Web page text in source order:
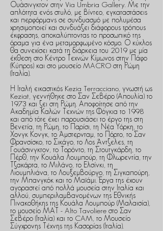
Ουάσινγκτον στην Via Umbria Gallery. Με την
απλότητα ενός στυλό, με βίντεο, εγκαταστάσεις
και περφόρμανς σε συνδυασμό με πολυμέσα
χρησιμοποιεί και συνδυάζει διάφορους τρόπους
έκφρασης, αποκαλύπτοντας το προσωπικό της
όραμα για ένα μεταμορφωμένο κόσμο. Ο κύκλος
θα συνεχίσει κατά τη διάρκεια του 2019 με μία
έκθεση στο Κέντρο Τεχνών Κίμωνος στην Πάφο
(Κύπρος) και στο μουσείο MACRO στη Ρώμη
(Ιταλία).
Η Ιταλή εικαστικός Kezia Terracciano, γνωστή ως
Keziat, γεννήθηκε στο Σαν Σεβέρο (Απουλία) το
1973 και ζει στη Ρώμη. Αποφοίτησε από την
Ακαδημία Καλών Τεχνών της Φόγκια το 1998
και από τότε έχει παρουσιάσει το έργο της στη
Βενετία, τη Ρώμη, το Παρίσι, τη Νέα Υόρκη, το
Χονγκ Κονγκ, το Άμστερνταμ, το Πόρτο, το Σαν
Φρανσίσκο, το Σικάγο, το Λος Άντζελες, τη
Γουάσινγκτον, το Τορόντο, τη Στουτγκάρδη, το
Πέρθ, την Κουάλα Λουμπούρ, τη Φλωρεντία, την
Τζακάρτα, το Μιλάνο, το Ελσίνκι, τη
Λιουμπλιάνα, το Λουξεμβούργο, τη Σιγκαπούρη,
την Μπανγκόκ και το Μαϊάμι. Έργα της έχουν
αγοραστεί από πολλά μουσεία στην Ιταλία και
αλλού, συμπεριλαμβανομένων της Εθνικής
Πινακοθήκης της Κουάλα Λουμπούρ (Μαλαισία),
το μουσείο ΜΑΤ - Alto Tavoliere στο Σαν
Σεβέρο (Ιταλία) και το CAM, το Μουσείο
Σύγχρονης Τέχνης της Κασορίας (Ιταλία).